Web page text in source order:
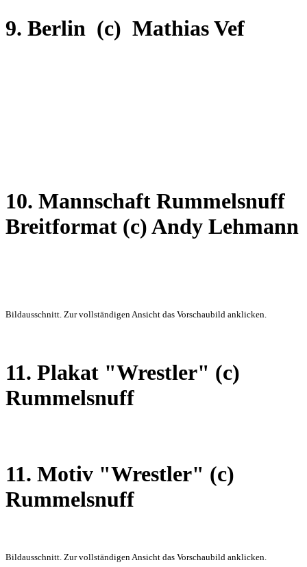
9. Berlin (c) Mathias Vef
10. Mannschaft Rummelsnuff
Breitformat (c) Andy Lehmann
Bildausschnitt. Zur vollständigen Ansicht das Vorschaubild anklicken.
11. Plakat "Wrestler" (c)
Rummelsnuff
11. Motiv "Wrestler" (c)
Rummelsnuff
Bildausschnitt. Zur vollständigen Ansicht das Vorschaubild anklicken.